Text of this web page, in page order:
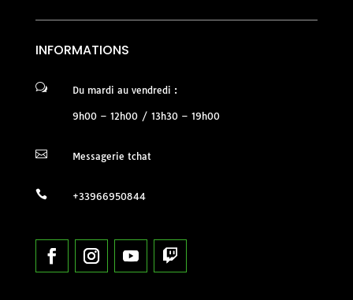
INFORMATIONS
w Du mardi au vendredi :
9h00 – 12h00 / 13h30 – 19h00
 Messagerie tchat
 +33966950844